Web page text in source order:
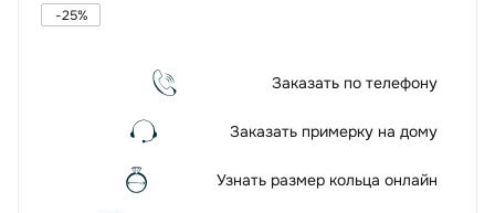
-25%
Заказать по телефону
Заказать примерку на дому
Узнать размер кольца онлайн